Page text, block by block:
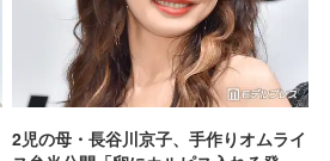
2児の母・長谷川京子、手作りオムライ